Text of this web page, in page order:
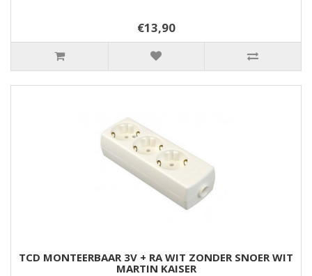
€13,90
TCD MONTEERBAAR 3V + RA WIT ZONDER SNOER WIT
MARTIN KAISER